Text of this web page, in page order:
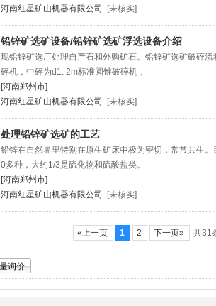
河南红星矿山机器有限公司
[未核实]
铅锌矿选矿设备/铅锌矿选矿浮选设备介绍
现铅锌矿选厂处理自产石和外购矿石。铅锌矿选矿破碎
碎机，中碎为d1. 2m标准圆锥破碎机，
[河南郑州市]
河南红星矿山机器有限公司
[未核实]
处理铅锌矿选矿的工艺
铅锌在自然界里特别在原生矿床中极为密切，常常共生
0多种，大约1/3是硫化物和硫酸盐类。
[河南郑州市]
河南红星矿山机器有限公司
[未核实]
«上一页 1 2 下一页» 共31